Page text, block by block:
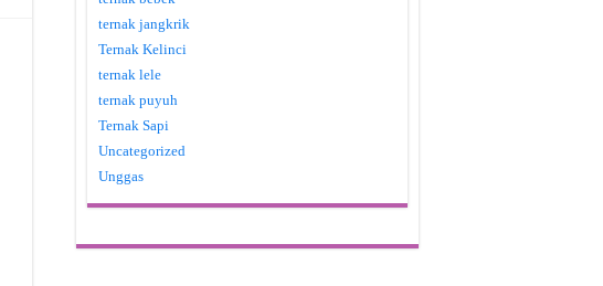
ternak jangkrik
Ternak Kelinci
ternak lele
ternak puyuh
Ternak Sapi
Uncategorized
Unggas